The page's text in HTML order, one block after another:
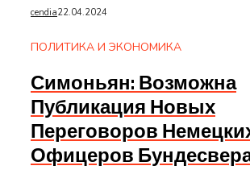
cendia22.04.2024
ПОЛИТИКА И ЭКОНОМИКА
Симоньян: Возможна
Публикация Новых
Переговоров
Офицеров